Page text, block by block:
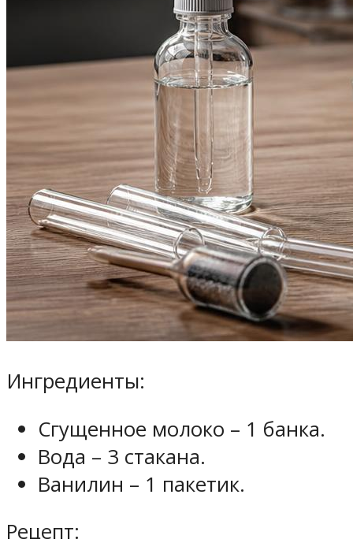
Ингредиенты:
Сгущенное молоко – 1 банка.
Вода – 3 стакана.
Ванилин – 1 пакетик.
Рецепт: